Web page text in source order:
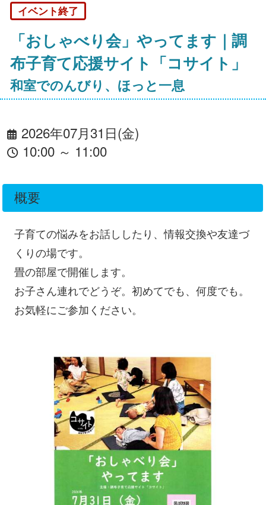
イベント終了
「おしゃべり会」やってます｜調
布子育て応援サイト「コサイト」
和室でのんびり、ほっと一息
2026年07月31日(金)
10:00 ～ 11:00
概要
子育ての悩みをお話ししたり、情報交換や友達づ
くりの場です。
畳の部屋で開催します。
お子さん連れでどうぞ。初めてでも、何度でも。
お気軽にご参加ください。